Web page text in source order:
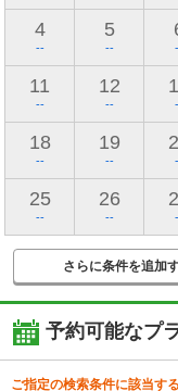
4
--
5
--
11
--
12
--
18
--
19
--
25
--
26
--
さらに条件を追加
予約可能なプ
ご指定の検索条件に該当す